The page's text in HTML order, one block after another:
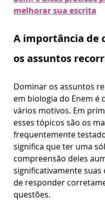
melhorar sua escrita
A importância de
os assuntos
Dominar os assuntos
em biologia do Enem é
vários motivos. Em
esses tópicos são os
frequentemente
significa que ter uma
compreensão deles
significativamente suas
de responder
questões.